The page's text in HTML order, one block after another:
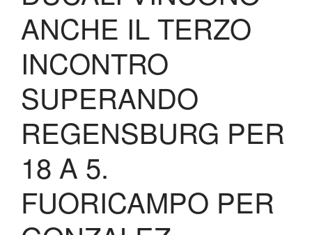
Partners
Contatti
Biglietteria
Lo Stadio
Shop
ANCHE IL TERZO
INCONTRO
SUPERANDO
REGENSBURG PER
18 A 5.
FUORICAMPO PER